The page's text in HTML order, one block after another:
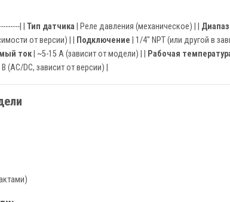
| | Тип датчика | Реле давления (механическое) | |
от версии) | | Подключение | 1/4" NPT (или другой в
ток | ~5-15 А (зависит от модели) | | Рабочая
В (AC/DC, зависит от версии) |